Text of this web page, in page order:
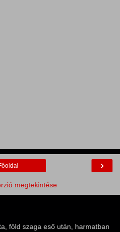
›
megtekintése
föld szaga eső után, harmatban